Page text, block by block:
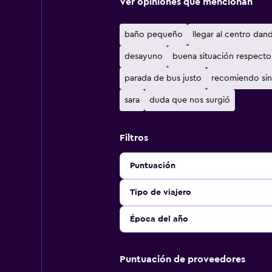
baño pequeño llegar al centro
desayuno buena situación respecto
parada de bus justo recomiendo
sara duda que nos surgió
Filtros
Puntuación
Tipo de viajero
Época del año
Puntuación de proveedores